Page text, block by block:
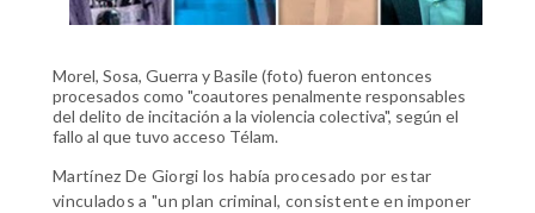
Morel, Sosa, Guerra y Basile (foto) fueron entonces
procesados como "coautores penalmente responsables
del delito de incitación a la violencia colectiva", según el
fallo al que tuvo acceso Télam.
Martínez De Giorgi los había procesado por estar
vinculados a "un plan criminal, consistente en imponer